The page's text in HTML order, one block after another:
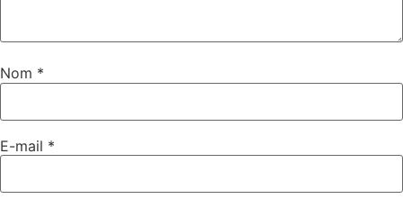
Nom *
E-mail *